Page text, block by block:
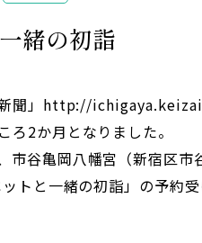
緒の初詣
新聞」http://
ろ2か月となりました。
市谷亀岡八幡宮（新宿区市
トと一緒の初詣」の予約受